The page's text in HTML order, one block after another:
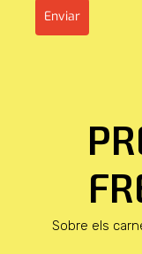
Enviar
Sobre els